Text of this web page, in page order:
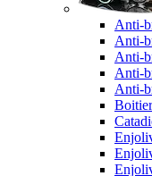
Anti-
Anti-
Anti-
Anti-
Anti-